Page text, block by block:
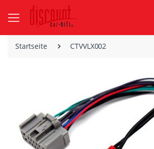
Startseite CTVVLX002